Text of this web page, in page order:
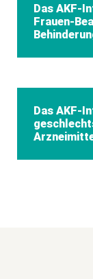
Das AKF-
Frauen-
Das AKF-